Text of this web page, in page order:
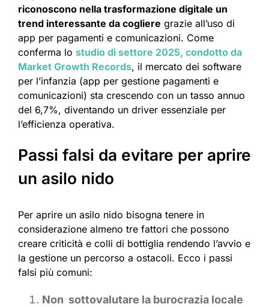
riconoscono nella trasformazione digitale un
trend interessante da cogliere grazie all’uso di
app per pagamenti e comunicazioni. Come
conferma lo studio di settore 2025, condotto da
Market Growth Records, il mercato dei software
per l’infanzia (app per gestione pagamenti e
comunicazioni) sta crescendo con un tasso annuo
del 6,7%, diventando un driver essenziale per
l’efficienza operativa.
Passi falsi da evitare per aprire
un asilo nido
Per aprire un asilo nido bisogna tenere in
considerazione almeno tre fattori che possono
creare criticità e colli di bottiglia rendendo l’avvio e
la gestione un percorso a ostacoli. Ecco i passi
falsi più comuni:
Non sottovalutare la burocrazia locale